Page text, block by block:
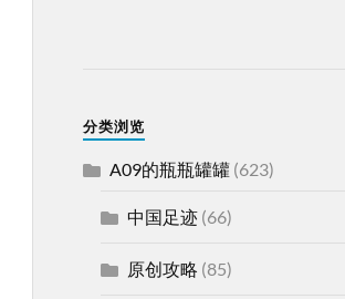
分类浏览
A09的瓶瓶罐罐(623)
中国足迹(66)
原创攻略 (85)